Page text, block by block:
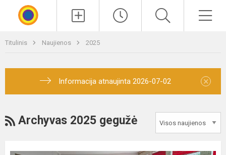
Titulinis Naujienos 2025
Informacija atnaujinta 2026-07-02 ×
RSS
Archyvas 2025 gegužė